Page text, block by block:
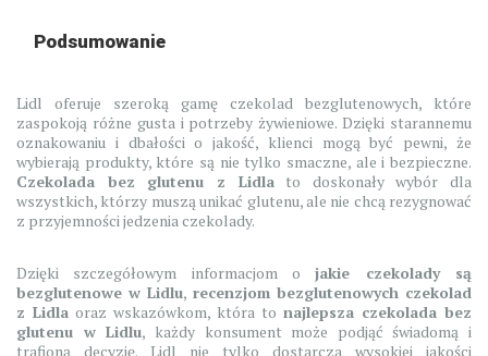
Podsumowanie
Lidl oferuje szeroką gamę czekolad bezglutenowych, które
zaspokoją różne gusta i potrzeby żywieniowe. Dzięki starannemu
oznakowaniu i dbałości o jakość, klienci mogą być pewni, że
wybierają produkty, które są nie tylko smaczne, ale i bezpieczne.
Czekolada bez glutenu z Lidlato doskonały wybór dla
wszystkich, którzy muszą unikać glutenu, ale nie chcą rezygnować
z przyjemności jedzenia czekolady.
Dzięki szczegółowym informacjom ojakie czekolady są
bezglutenowe w Lidlu, recenzjom bezglutenowych czekolad
z Lidla oraz wskazówkom, która to najlepsza czekolada bez
glutenu w Lidlu, każdy konsument może podjąć świadomą i
trafioną decyzję. Lidl nie tylko dostarcza wysokiej jakości